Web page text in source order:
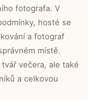
fotografa. V
hosté se
a fotograf
místě.
večera, ale také
a celkovou